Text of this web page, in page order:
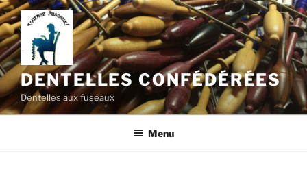
Aller
au
contenu
principal
DENTELLES CONFÉDÉRÉES
Dentelles aux fuseaux
Menu